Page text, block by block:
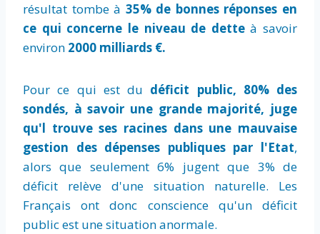
résultat tombe à 35% de bonnes réponses en
ce qui concerne le niveau de detteà savoir
environ 2000 milliards €.
Pour ce qui est du déficit public, 80% des
sondés, à savoir une grande majorité, juge
qu'l trouve ses racines dans une mauvaise
gestion des dépenses publiques par l'Etat,
alors que seulement 6% jugent que 3% de
déficit relève d'une situation naturelle. Les
Français ont donc conscience qu'un déficit
public est une situation anormale.